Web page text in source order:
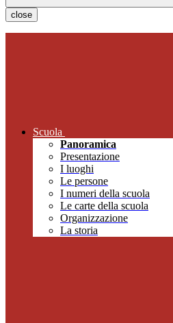
close
Scuola
Panoramica
Presentazione
I luoghi
Le persone
I numeri della scuola
Le carte della scuola
Organizzazione
La storia